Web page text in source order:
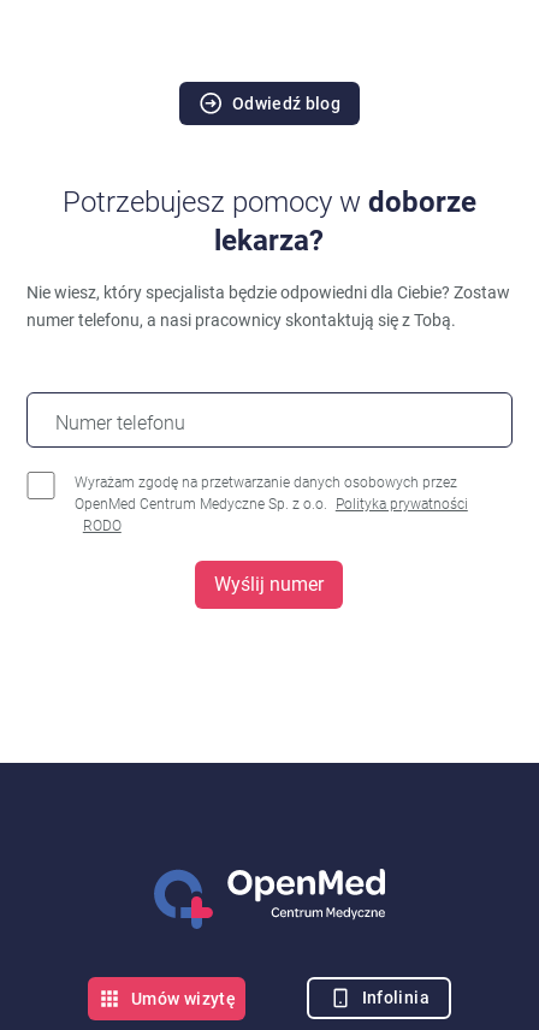
Odwiedź blog
Potrzebujesz pomocy w doborze
lekarza?
Nie wiesz, który specjalista będzie odpowiedni dla Ciebie?Zostaw
numer telefonu, a nasi pracownicy skontaktują się z Tobą.
Numer telefonu
Wyrażam zgodę na przetwarzanie danych osobowych przez
OpenMed Centrum Medyczne Sp. z o.o.
Polityka prywatności
RODO
Wyślij numer
Umów wizytę Infolinia